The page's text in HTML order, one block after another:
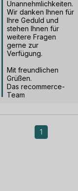
Unannehmlichkeiten.
Wir danken Ihnen für
Ihre Geduld und
stehen Ihnen für
weitere Fragen
gerne zur
Verfügung.
Mit freundlichen
Grüßen.
Das recommerce-
Team
1